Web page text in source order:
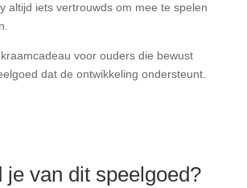
altijd iets vertrouwds om mee te spelen
voor ouders die bewust
dat de ontwikkeling ondersteunt.
je van dit speelgoed?